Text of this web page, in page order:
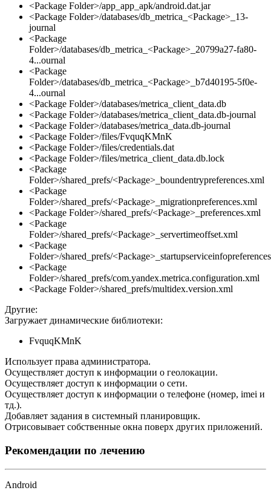
<Package Folder>/app_app_apk/android.dat.jar
<Package Folder>/databases/db_metrica_<Package>_13-
journal
<Package
Folder>/databases/db_metrica_<Package>_20799a27-fa80-
4...ournal
<Package
Folder>/databases/db_metrica_<Package>_b7d40195-5f0e-
4...ournal
<Package Folder>/databases/metrica_client_data.db
<Package Folder>/databases/metrica_client_data.db-journal
<Package Folder>/databases/metrica_data.db-journal
<Package Folder>/files/FvquqKMnK
<Package Folder>/files/credentials.dat
<Package Folder>/files/metrica_client_data.db.lock
<Package
Folder>/shared_prefs/<Package>_boundentrypreferences.xml
<Package
Folder>/shared_prefs/<Package>_migrationpreferences.xml
<Package Folder>/shared_prefs/<Package>_preferences.xml
<Package
Folder>/shared_prefs/<Package>_servertimeoffset.xml
<Package
Folder>/shared_prefs/
<Package
Folder>/shared_prefs/com.yandex.metrica.configuration.xml
<Package Folder>/shared_prefs/multidex.version.xml
Другие:
Загружает динамические библиотеки:
FvquqKMnK
Использует права администратора.
Осуществляет доступ к информации о геолокации.
Осуществляет доступ к информации о сети.
Осуществляет доступ к информации о телефоне (номер, imei и
тд.).
Добавляет задания в системный планировщик.
Отрисовывает собственные окна поверх других приложений.
Рекомендации по лечению
Android